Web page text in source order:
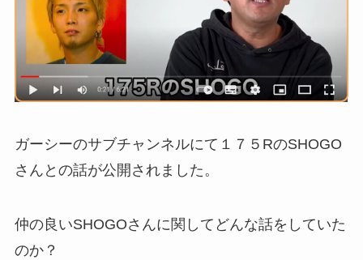
ガーシーのサブチャンネルにて１７５RのSHOGO
さんとの話が公開されました。
仲の良いSHOGOさんに関してどんな話をしていた
のか？